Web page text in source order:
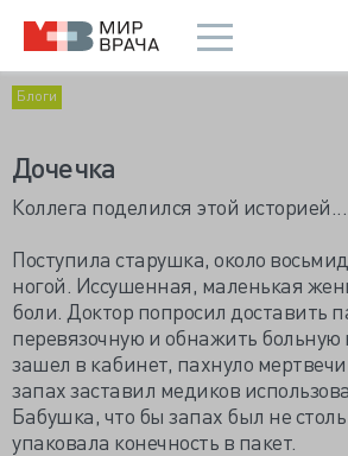
Блоги
Дочечка
Коллега поделился этой историей...
Поступила старушка, около
ногой. Иссушенная, маленькая
боли. Доктор попросил доставить
перевязочную и обнажить больную
зашел в кабинет, пахнуло
запах заставил медиков
Бабушка, что бы запах был не
упаковала конечность в пакет.